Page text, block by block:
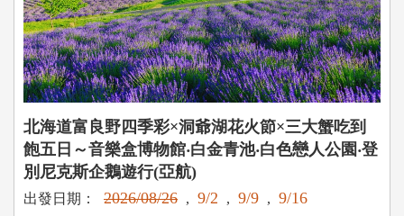
北海道富良野四季彩×洞爺湖花火節×三大蟹吃到
飽五日～音樂盒博物館‧白金青池‧白色戀人公園‧登
別尼克斯企鵝遊行(亞航)
出發日期： 2026/08/26 , 9/2 , 9/9 , 9/16